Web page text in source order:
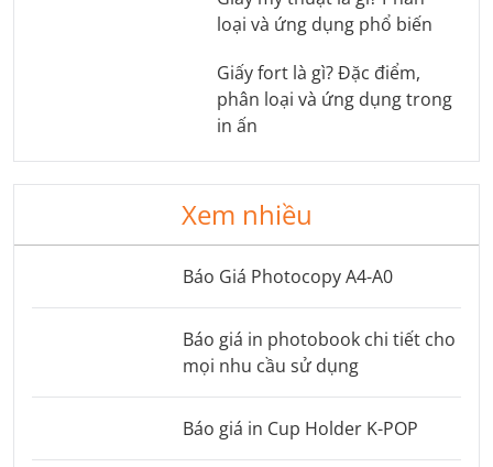
loại và ứng dụng phổ biến
Giấy fort là gì? Đặc điểm,
phân loại và ứng dụng trong
in ấn
Xem nhiều
Báo Giá Photocopy A4-A0
Báo giá in photobook chi tiết cho
mọi nhu cầu sử dụng
Báo giá in Cup Holder K-POP